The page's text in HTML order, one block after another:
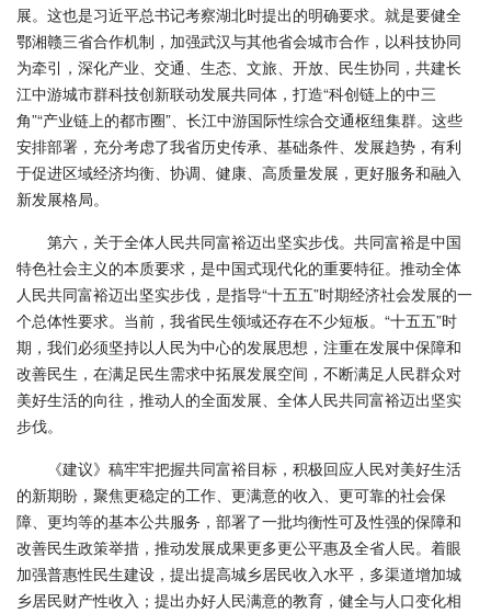
展。这也是习近平总书记考察湖北时提出的明确要求。就是要健全
鄂湘赣三省合作机制，加强武汉与其他省会城市合作，以科技协同
为牵引，深化产业、交通、生态、文旅、开放、民生协同，共建长
江中游城市群科技创新联动发展共同体，打造“科创链上的中三
角”“产业链上的都市圈”、长江中游国际性综合交通枢纽集群。这些
安排部署，充分考虑了我省历史传承、基础条件、发展趋势，有利
于促进区域经济均衡、协调、健康、高质量发展，更好服务和融入
新发展格局。
第六，关于全体人民共同富裕迈出坚实步伐。共同富裕是中国
特色社会主义的本质要求，是中国式现代化的重要特征。推动全体
人民共同富裕迈出坚实步伐，是指导“十五五”时期经济社会发展的一
个总体性要求。当前，我省民生领域还存在不少短板。“十五五”时
期，我们必须坚持以人民为中心的发展思想，注重在发展中保障和
改善民生，在满足民生需求中拓展发展空间，不断满足人民群众对
美好生活的向往，推动人的全面发展、全体人民共同富裕迈出坚实
步伐。
《建议》稿牢牢把握共同富裕目标，积极回应人民对美好生活
的新期盼，聚焦更稳定的工作、更满意的收入、更可靠的社会保
障、更均等的基本公共服务，部署了一批均衡性可及性强的保障和
改善民生政策举措，推动发展成果更多更公平惠及全省人民。着眼
加强普惠性民生建设，提出提高城乡居民收入水平，多渠道增加城
乡居民财产性收入；提出办好人民满意的教育，健全与人口变化相